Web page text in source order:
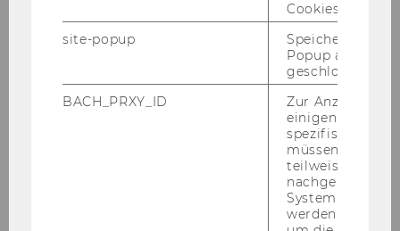
La­sal­le­stras­se 7a
1020 Wien
Preis im Ein­zel­zim­mer / Nacht: EUR 90,00
Preis im Dop­pel­zim­mer / Nacht: EUR 121,00
h2736-​sb@accor.com
unter An­ga­be des Kenn­worts "VHB 2015"
Cookies.
site-popup
Speichert ob ein
Popup
geschlossen
BACH_PRXY_ID
Zur Anzeige von
einigen WU-
spezifischen
müssen
teilweise von
nachgelagerten
System
werden.